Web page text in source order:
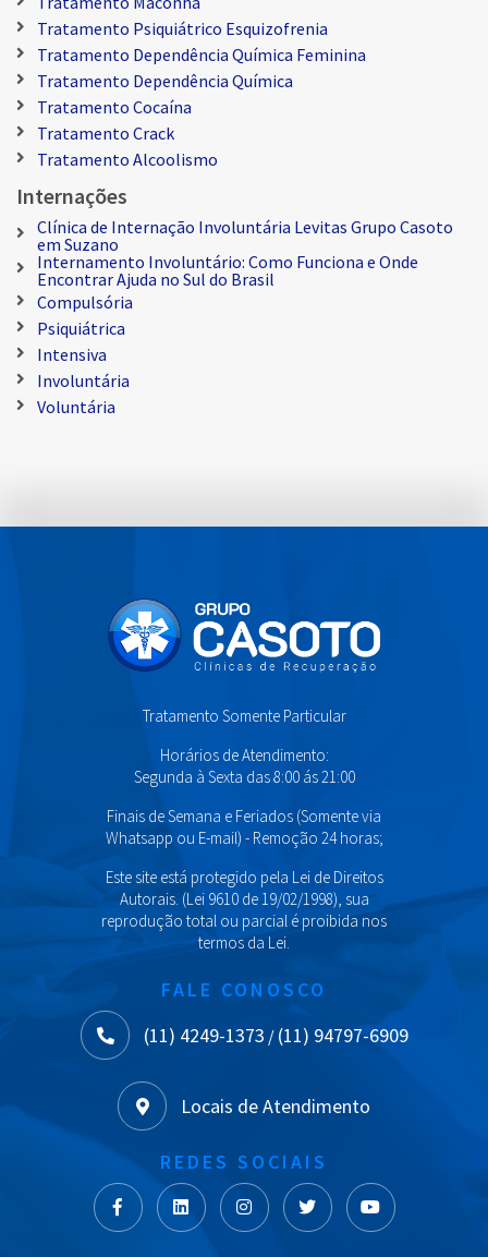
Tratamento Psiquiátrico Esquizofrenia
Tratamento Dependência Química Feminina
Tratamento Dependência Química
Tratamento Cocaína
Tratamento Crack
Tratamento Alcoolismo
Internações
Clínica de Internação Involuntária Levitas Grupo Casoto
em Suzano
Internamento Involuntário: Como Funciona e Onde
Encontrar Ajuda no Sul do Brasil
Compulsória
Psiquiátrica
Intensiva
Involuntária
Voluntária
Tratamento Somente Particular
Horários de Atendimento:
Segunda à Sexta das 8:00 ás 21:00
Finais de Semana e Feriados (Somente via
Whatsapp ou E-mail) - Remoção 24 horas;
Este site está protegido pela Lei de Direitos
Autorais. (Lei 9610 de 19/02/1998), sua
reprodução total ou parcial é proibida nos
termos da Lei.
FALE CONOSCO
(11) 4249-1373 / (11) 94797-6909
Locais de Atendimento
REDES SOCIAIS